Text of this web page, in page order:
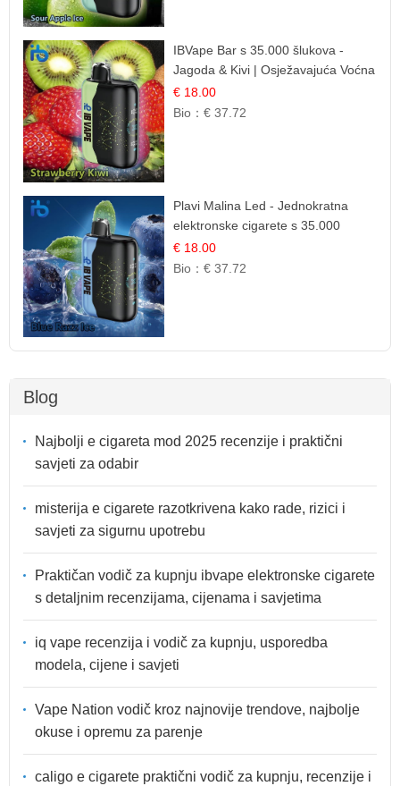
IBVape Bar s 35.000 šlukova -
Jagoda & Kivi | Osježavajuća Voćna
Mješavina
€ 18.00
Bio：€ 37.72
Plavi Malina Led - Jednokratna
elektronske cigarete s 35.000
šlukova | IBVape
€ 18.00
Bio：€ 37.72
Blog
Najbolji e cigareta mod 2025 recenzije i praktični
savjeti za odabir
misterija e cigarete razotkrivena kako rade, rizici i
savjeti za sigurnu upotrebu
Praktičan vodič za kupnju ibvape elektronske cigarete
s detaljnim recenzijama, cijenama i savjetima
iq vape recenzija i vodič za kupnju, usporedba
modela, cijene i savjeti
Vape Nation vodič kroz najnovije trendove, najbolje
okuse i opremu za parenje
caligo e cigarete praktični vodič za kupnju, recenzije i